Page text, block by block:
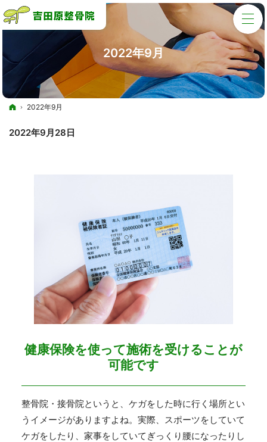
2022年9月
ホーム
2022年9月
2022年9月28日
健康保険を使って施術を受けることが
可能です
整骨院・接骨院というと、ケガをした時に行く場所とい
うイメージがありますよね。実際、スポーツをしていて
ケガをしたり、家事をしていてぎっくり腰になったりし